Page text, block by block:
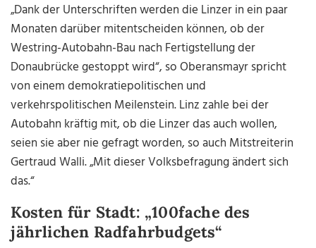
„Dank der Unterschriften werden die Linzer in ein paar
Monaten darüber mitentscheiden können, ob der
Westring-Autobahn-Bau nach Fertigstellung der
Donaubrücke gestoppt wird“, so Oberansmayr spricht
von einem demokratiepolitischen und
verkehrspolitischen Meilenstein. Linz zahle bei der
Autobahn kräftig mit, ob die Linzer das auch wollen,
seien sie aber nie gefragt worden, so auch Mitstreiterin
Gertraud Walli. „Mit dieser Volksbefragung ändert sich
das.“
Kosten für Stadt: „100fache des
jährlichen Radfahrbudgets“